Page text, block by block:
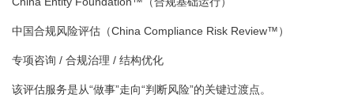
中国合规风险评估（China Compliance Risk Review™ ）
专项咨询 / 合规治理 / 结构优化
该评估服务是从“做事”走向“判断风险”的关键过渡点。